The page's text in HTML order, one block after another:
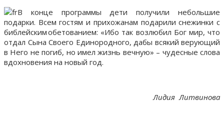
В конце программы дети получили небольшие
подарки. Всем гостям и прихожанам подарили снежинки с
библейским обетованием: «Ибо так возлюбил Бог мир, что
отдал Сына Своего Единородного, дабы всякий верующий
в Него не погиб, но имел жизнь вечную» – чудесные слова
вдохновения на новый год.
Лидия Литвинова